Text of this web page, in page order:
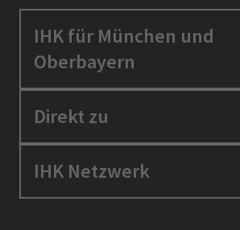
IHK für München und
Oberbayern
Standortpolitik
Ausbildung und Fortbildung
Berufszugang
Direkt zu
Positionen
IHK in der Region
IHK Netzwerk